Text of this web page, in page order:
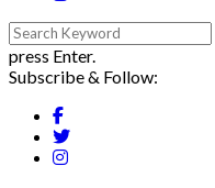
press Enter.
Subscribe & Follow: